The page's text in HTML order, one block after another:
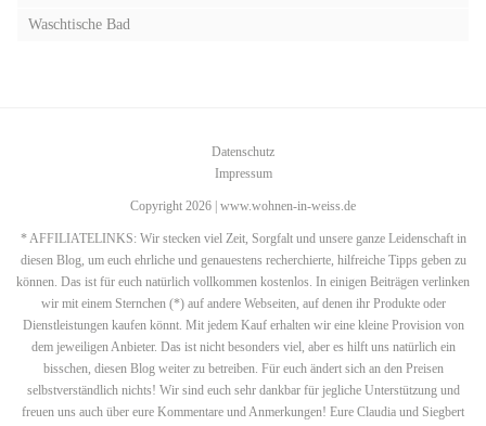
Waschtische Bad
Datenschutz
Impressum
Copyright 2026 | www.wohnen-in-weiss.de
* AFFILIATELINKS: Wir stecken viel Zeit, Sorgfalt und unsere ganze Leidenschaft in
diesen Blog, um euch ehrliche und genauestens recherchierte, hilfreiche Tipps geben zu
können. Das ist für euch natürlich vollkommen kostenlos. In einigen Beiträgen verlinken
wir mit einem Sternchen (*) auf andere Webseiten, auf denen ihr Produkte oder
Dienstleistungen kaufen könnt. Mit jedem Kauf erhalten wir eine kleine Provision von
dem jeweiligen Anbieter. Das ist nicht besonders viel, aber es hilft uns natürlich ein
bisschen, diesen Blog weiter zu betreiben. Für euch ändert sich an den Preisen
selbstverständlich nichts! Wir sind euch sehr dankbar für jegliche Unterstützung und
freuen uns auch über eure Kommentare und Anmerkungen! Eure Claudia und Siegbert